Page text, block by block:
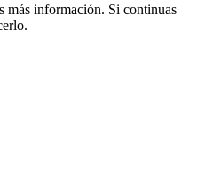
más información. Si continuas